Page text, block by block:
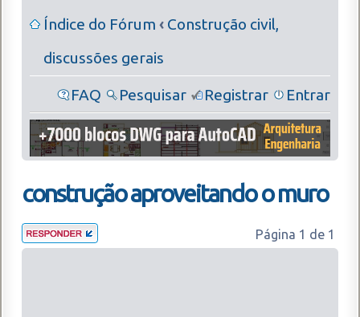
Índice do Fórum ‹ Construção civil,
discussões gerais
FAQ Pesquisar Registrar Entrar
construção aproveitando o muro
Página 1 de 1